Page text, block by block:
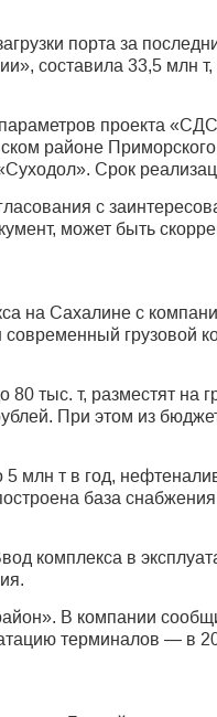
порта за
составила 33,5 млн
проекта
районе Приморского
Срок
с
может быть
на Сахалине с
современный грузовой
тыс. т, разместят на
При этом из
5 млн т в год,
база
комплекса в
В компании
терминалов — в